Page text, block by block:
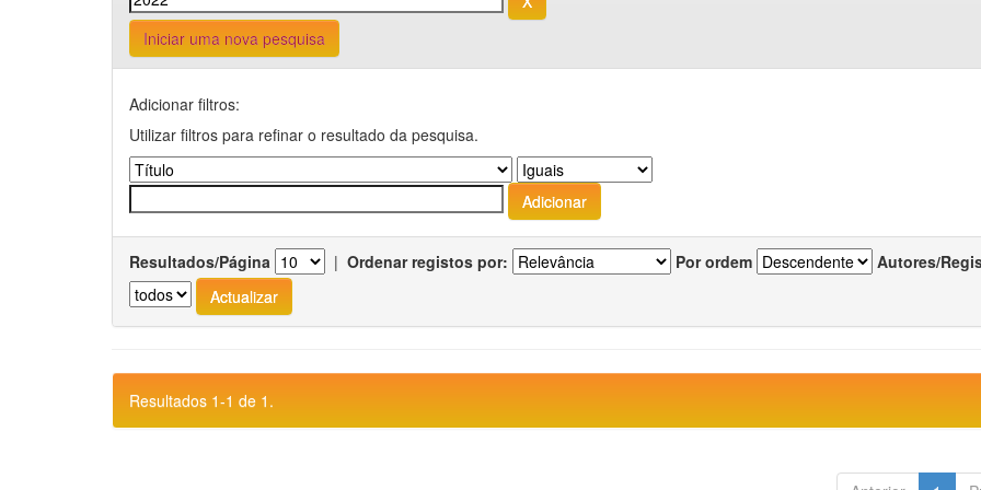
Iniciar uma nova pesquisa
Adicionar filtros:
Utilizar filtros para refinar o resultado da pesquisa.
Resultados/Página | Ordenar registos por: Por ordem Autores/
Resultados 1-1 de 1.